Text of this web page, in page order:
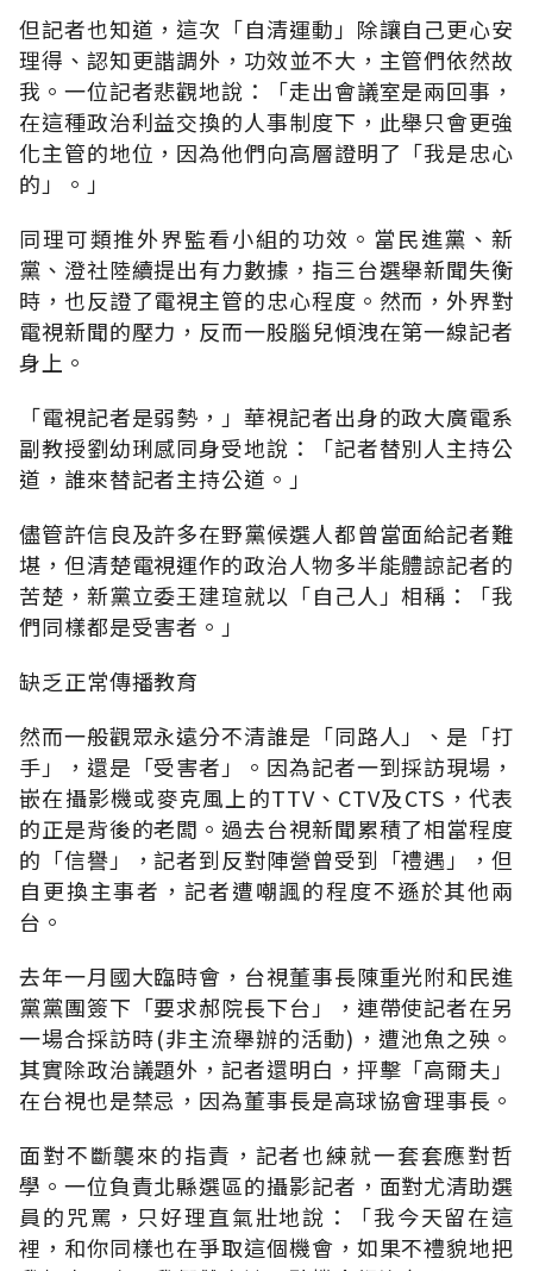
但記者也知道，這次「自清運動」除讓自己更心安
理得、認知更諧調外，功效並不大，主管們依然故
我。一位記者悲觀地說：「走出會議室是兩回事，
在這種政治利益交換的人事制度下，此舉只會更強
化主管的地位，因為他們向高層證明了「我是忠心
的」。」
同理可類推外界監看小組的功效。當民進黨、新
黨、澄社陸續提出有力數據，指三台選舉新聞失衡
時，也反證了電視主管的忠心程度。然而，外界對
電視新聞的壓力，反而一股腦兒傾洩在第一線記者
身上。
「電視記者是弱勢，」華視記者出身的政大廣電系
副教授劉幼琍感同身受地說：「記者替別人主持公
道，誰來替記者主持公道。」
儘管許信良及許多在野黨候選人都曾當面給記者難
堪，但清楚電視運作的政治人物多半能體諒記者的
苦楚，新黨立委王建瑄就以「自己人」相稱：「我
們同樣都是受害者。」
缺乏正常傳播教育
然而一般觀眾永遠分不清誰是「同路人」、是「打
手」，還是「受害者」。因為記者一到採訪現場，
嵌在攝影機或麥克風上的TTV、CTV及CTS，代表
的正是背後的老闆。過去台視新聞累積了相當程度
的「信譽」，記者到反對陣營曾受到「禮遇」，但
自更換主事者，記者遭嘲諷的程度不遜於其他兩
台。
去年一月國大臨時會，台視董事長陳重光附和民進
黨黨團簽下「要求郝院長下台」，連帶使記者在另
一場合採訪時(非主流舉辦的活動)，遭池魚之殃。
其實除政治議題外，記者還明白，抨擊「高爾夫」
在台視也是禁忌，因為董事長是高球協會理事長。
面對不斷襲來的指責，記者也練就一套套應對哲
學。一位負責北縣選區的攝影記者，面對尤清助選
員的咒罵，只好理直氣壯地說：「我今天留在這
裡，和你同樣也在爭取這個機會，如果不禮貌地把